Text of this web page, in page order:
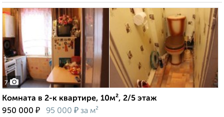
7
Комната в 2-к квартире, 10м², 2/5 этаж
950 000 ₽ 95 000 ₽ за м²